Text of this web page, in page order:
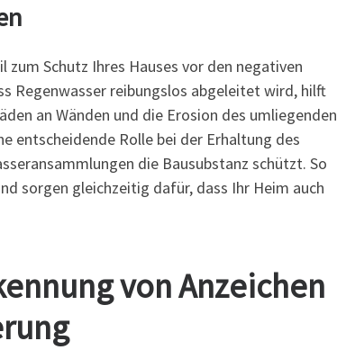
Schutz Ihres Hauses vor den negativen
Regenwasser reibungslos abgeleitet wird, hilft
an Wänden und die Erosion des umliegenden
entscheidende Rolle bei der Erhaltung des
die Bausubstanz schützt. So
sorgen gleichzeitig dafür, dass Ihr Heim auch
von Anzeichen